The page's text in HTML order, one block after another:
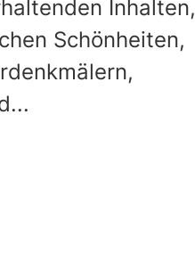
Inhalten,
Schönheiten,